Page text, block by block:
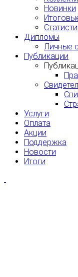
Новинки
Дипломы
Личные
Публикации
Услуги
Оплата
Акции
Поддержка
Новости
Итоги